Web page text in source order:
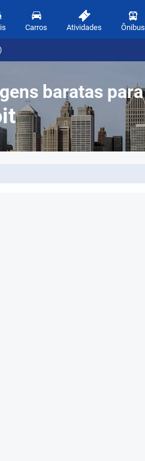
Carros Atividades Ônibus
baratas para